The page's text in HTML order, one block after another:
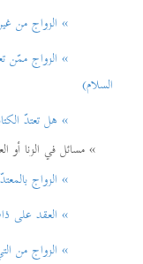
» الزواج من غير
» الزواج ممّن تعتقد
السلام)
» هل تعتدّ الكتابيّة
» مسائل في الزنا أو
» الزواج بالمعتدّة
» العقد على ذات
» الزواج من التي